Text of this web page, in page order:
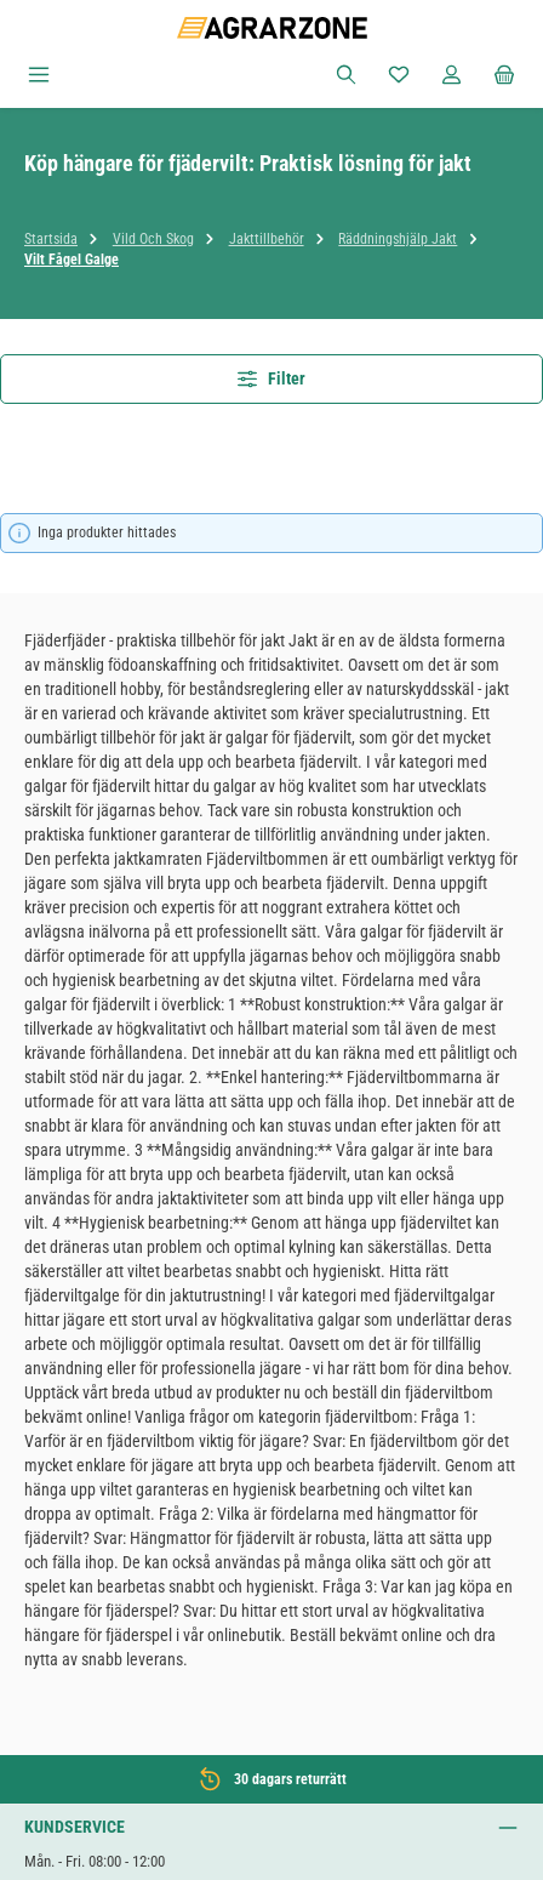
Du har 0 objekt i
Köp hängare för fjädervilt: Praktisk lösning för jakt
Startsida Vild Och Skog Jakttillbehör
Räddningshjälp Jakt
Vilt Fågel Galge
Filter
Inga produkter hittades
Fjäderfjäder - praktiska tillbehör för jakt Jakt är en av de äldsta formerna
av mänsklig födoanskaffning och fritidsaktivitet. Oavsett om det är som
en traditionell hobby, för beståndsreglering eller av naturskyddsskäl - jakt
är en varierad och krävande aktivitet som kräver specialutrustning. Ett
oumbärligt tillbehör för jakt är galgar för fjädervilt, som gör det mycket
enklare för dig att dela upp och bearbeta fjädervilt. I vår kategori med
galgar för fjädervilt hittar du galgar av hög kvalitet som har utvecklats
särskilt för jägarnas behov. Tack vare sin robusta konstruktion och
praktiska funktioner garanterar de tillförlitlig användning under jakten.
Den perfekta jaktkamraten Fjäderviltbommen är ett oumbärligt verktyg för
jägare som själva vill bryta upp och bearbeta fjädervilt. Denna uppgift
kräver precision och expertis för att noggrant extrahera köttet och
avlägsna inälvorna på ett professionellt sätt. Våra galgar för fjädervilt är
därför optimerade för att uppfylla jägarnas behov och möjliggöra snabb
och hygienisk bearbetning av det skjutna viltet. Fördelarna med våra
galgar för fjädervilt i överblick: 1 **Robust konstruktion:** Våra galgar är
tillverkade av högkvalitativt och hållbart material som tål även de mest
krävande förhållandena. Det innebär att du kan räkna med ett pålitligt och
stabilt stöd när du jagar. 2. **Enkel hantering:** Fjäderviltbommarna är
utformade för att vara lätta att sätta upp och fälla ihop. Det innebär att de
snabbt är klara för användning och kan stuvas undan efter jakten för att
spara utrymme. 3 **Mångsidig användning:** Våra galgar är inte bara
lämpliga för att bryta upp och bearbeta fjädervilt, utan kan också
användas för andra jaktaktiviteter som att binda upp vilt eller hänga upp
vilt. 4 **Hygienisk bearbetning:** Genom att hänga upp fjäderviltet kan
det dräneras utan problem och optimal kylning kan säkerställas. Detta
säkerställer att viltet bearbetas snabbt och hygieniskt. Hitta rätt
fjäderviltgalge för din jaktutrustning! I vår kategori med fjäderviltgalgar
hittar jägare ett stort urval av högkvalitativa galgar som underlättar deras
arbete och möjliggör optimala resultat. Oavsett om det är för tillfällig
användning eller för professionella jägare - vi har rätt bom för dina behov.
Upptäck vårt breda utbud av produkter nu och beställ din fjäderviltbom
bekvämt online! Vanliga frågor om kategorin fjäderviltbom: Fråga 1:
Varför är en fjäderviltbom viktig för jägare? Svar: En fjäderviltbom gör det
mycket enklare för jägare att bryta upp och bearbeta fjädervilt. Genom att
hänga upp viltet garanteras en hygienisk bearbetning och viltet kan
droppa av optimalt. Fråga 2: Vilka är fördelarna med hängmattor för
fjädervilt? Svar: Hängmattor för fjädervilt är robusta, lätta att sätta upp
och fälla ihop. De kan också användas på många olika sätt och gör att
spelet kan bearbetas snabbt och hygieniskt. Fråga 3: Var kan jag köpa en
hängare för fjäderspel? Svar: Du hittar ett stort urval av högkvalitativa
hängare för fjäderspel i vår onlinebutik. Beställ bekvämt online och dra
nytta av snabb leverans.
30 dagars returrätt
KUNDSERVICE
Mån. - Fri. 08:00 - 12:00